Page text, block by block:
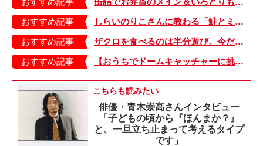
おすすめ記事
しらいのりこさんに教わる「鮭とミニトマトの炊き込みごはん」の作り方
おすすめ記事
ザクロを食べるのは半分遊び。今だけのお楽しみがいっぱいの、ドイツの秋の食卓【日登美のタベコト in Berlin・34】
おすすめ記事
【おうちでドームキャッチャーに挑戦だ】アンパンマン わくわくドームキャッチャー
こちらも読みたい
俳優・青木崇高さんインタビュー
「子どもの頃から『ほんまか？』
と、一旦立ち止まって考えるタイプ
です」